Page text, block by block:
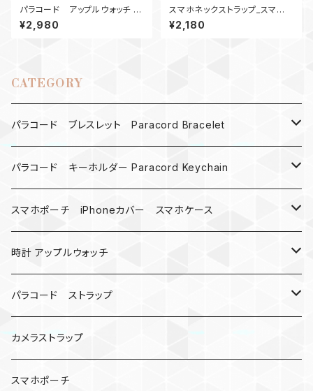
パラコード アップルウォッチ バ
ンド44_KC_OrGr
¥2,980
スマホネックストラップ_スマホ
ショルダー2Buckle_カモ180
¥2,180
CATEGORY
パラコード ブレスレット Paracord Bracelet
MAD MAX
バックル
バックル無し
シャックル
数珠
パラコード キーホルダー Paracord Keychain
ハロウィン
コンパス
ベルトループ
クボタン
キーケース
スマホポーチ iPhoneカバー スマホケース
楽天ミニ ケース
iPhone
時計 アップルウォッチ
カナビラウォッチ
腕時計
アップルウォッチ
パラコード ストラップ
サバイバルツール
カメラストラップ
スマホポーチ